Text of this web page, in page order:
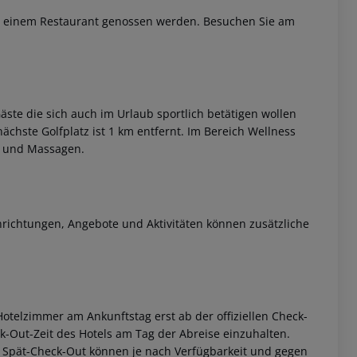
Restaurant genossen werden. Besuchen Sie am
die sich auch im Urlaub sportlich betätigen wollen
Golfplatz ist 1 km entfernt. Im Bereich Wellness
Massagen.
Angebote und Aktivitäten können zusätzliche
am Ankunftstag erst ab der offiziellen Check-
Out-Zeit des Hotels am Tag der Abreise einzuhalten.
Check-Out können je nach Verfügbarkeit und gegen